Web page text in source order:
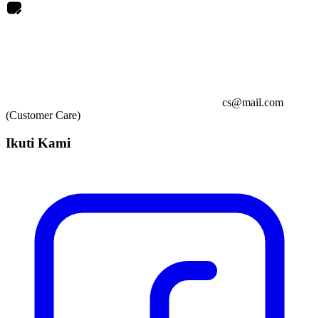
cs@mail.com
(Customer Care)
Ikuti Kami